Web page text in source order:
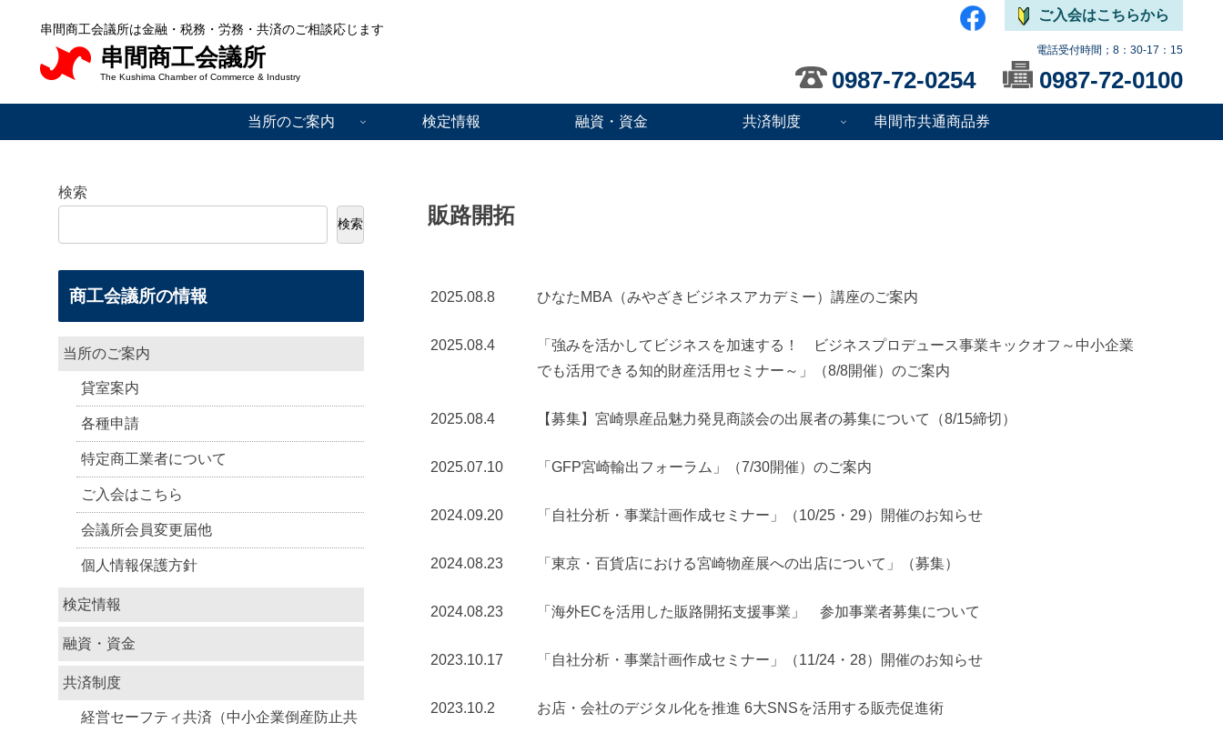
ご入会はこちらから
串間商工会議所は金融・税務・労務・共済のご相談応じます
串間商工会議所
The Kushima Chamber of Commerce & Industry
電話受付時間；8：30-17：15
0987-72-0254 0987-72-0100
当所のご案内 検定情報 融資・資金 共済制度 串間市共通商品券
販路開拓
2025.08.8 ひなたMBA（みやざきビジネスアカデミー）講座のご案内
2025.08.4
「強みを活かしてビジネスを加速する！ ビジネスプロデュース事業キックオフ～中小企業
でも活用できる知的財産活用セミナー～」（8/8開催）のご案内
2025.08.4 【募集】宮崎県産品魅力発見商談会の出展者の募集について（8/15締切）
2025.07.10 「GFP宮崎輸出フォーラム」（7/30開催）のご案内
2024.09.20 「自社分析・事業計画作成セミナー」（10/25・29）開催のお知らせ
2024.08.23 「東京・百貨店における宮崎物産展への出店について」（募集）
2024.08.23 「海外ECを活用した販路開拓支援事業」 参加事業者募集について
2023.10.17 「自社分析・事業計画作成セミナー」（11/24・28）開催のお知らせ
2023.10.2 お店・会社のデジタル化を推進 6大SNSを活用する販売促進術
検索
検索
商工会議所の情報
当所のご案内
貸室案内
各種申請
特定商工業者について
ご入会はこちら
会議所会員変更届他
個人情報保護方針
検定情報
融資・資金
共済制度
経営セーフティ共済（中小企業倒産防止共